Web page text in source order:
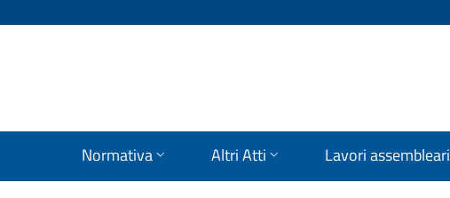
Normativa Altri Atti Lavori assembleari